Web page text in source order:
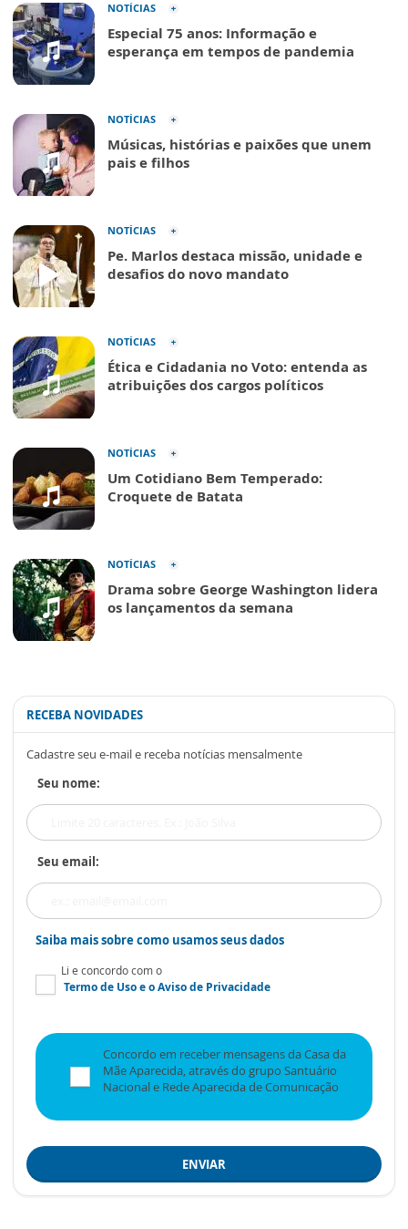
NOTÍCIAS
Especial 75 anos: Informação e
esperança em tempos de pandemia
NOTÍCIAS
Músicas, histórias e paixões que unem
pais e filhos
NOTÍCIAS
Pe. Marlos destaca missão, unidade e
desafios do novo mandato
NOTÍCIAS
Ética e Cidadania no Voto: entenda as
atribuições dos cargos políticos
NOTÍCIAS
Um Cotidiano Bem Temperado:
Croquete de Batata
NOTÍCIAS
Drama sobre George Washington lidera
os lançamentos da semana
RECEBA NOVIDADES
Cadastre seu e-mail e receba notícias mensalmente
Seu nome:
Seu email:
Saiba mais sobre como usamos seus dados
Li e concordo com o
Termo de Usoe oAviso de Privacidade
Concordo em receber mensagens da Casa da
Mãe Aparecida, através do grupo Santuário
Nacional e Rede Aparecida de Comunicação
ENVIAR